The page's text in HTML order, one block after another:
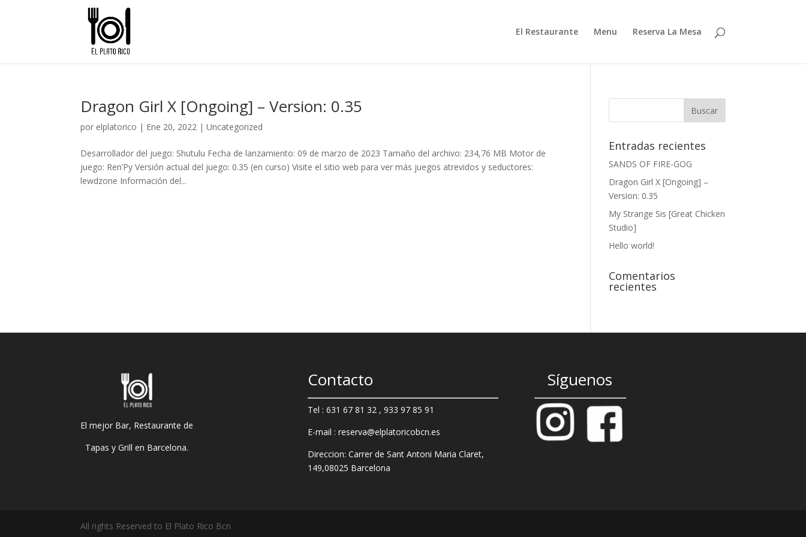
El Restaurante Menu Reserva La Mesa
Dragon Girl X [Ongoing] – Version: 0.35
por elplatorico | Ene 20, 2022 |Uncategorized
Desarrollador del juego: Shutulu Fecha de lanzamiento: 09 de marzo de 2023 Tamaño del archivo: 234,76 MB Motor de
juego: Ren’Py Versión actual del juego: 0.35 (en curso) Visite el sitio web para ver más juegos atrevidos y seductores:
lewdzone Información del...
Entradas recientes
SANDS OF FIRE-GOG
Dragon Girl X [Ongoing] –
Version: 0.35
My Strange Sis [Great Chicken
Studio]
Hello world!
Comentarios
recientes
El mejor Bar, Restaurante de
Tapas y Grill en Barcelona.
Contacto
Tel : 631 67 81 32 , 933 97 85 91
E-mail : reserva@elplatoricobcn.es
Direccion: Carrer de Sant Antoni Maria Claret,
149,08025 Barcelona
Síguenos
All rights Reserved to El Plato Rico Bcn